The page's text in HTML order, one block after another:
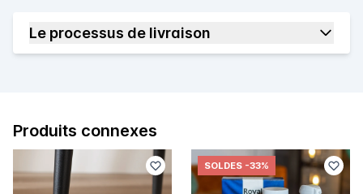
Le processus de livraison
Produits connexes
SOLDES -33%